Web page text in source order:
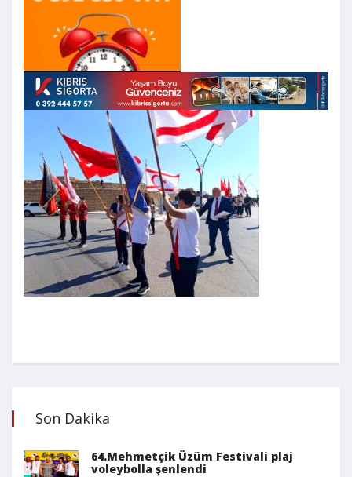
Son Dakika
64.Mehmetçik Üzüm Festivali plaj
voleybolla şenlendi